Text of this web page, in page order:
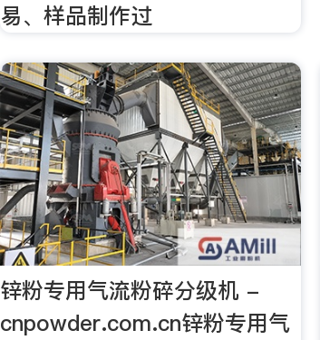
易、样品制作过
锌粉专用气流粉碎分级机 -
cnpowder.com.cn锌粉专用气